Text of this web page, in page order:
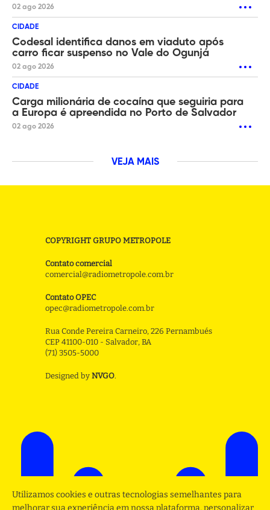
02 ago 2026
CIDADE
Codesal identifica danos em viaduto após
carro ficar suspenso no Vale do Ogunjá
02 ago 2026
CIDADE
Carga milionária de cocaína que seguiria para
a Europa é apreendida no Porto de Salvador
02 ago 2026
VEJA MAIS
COPYRIGHT GRUPO METROPOLE
Contato comercial
comercial@radiometropole.com.br
Contato OPEC
opec@radiometropole.com.br
Rua Conde Pereira Carneiro, 226 Pernambués
CEP 41100-010 - Salvador, BA
(71) 3505-5000
Designed by NVGO.
Utilizamos cookies e outras tecnologias semelhantes para
melhorar sua experiência em nossa plataforma, personalizar